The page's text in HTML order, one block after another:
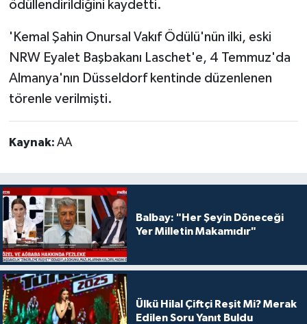
ödüllendirildiğini kaydetti.
'Kemal Şahin Onursal Vakıf Ödülü'nün ilki, eski
NRW Eyalet Başbakanı Laschet'e, 4 Temmuz'da
Almanya'nın Düsseldorf kentinde düzenlenen
törenle verilmişti.
Kaynak: AA
Balbay: "Her Şeyin Döneceği
Yer Milletin Makamıdır"
Ülkü Hilal Çiftçi Reşit Mi? Merak
Edilen Soru Yanıt Buldu